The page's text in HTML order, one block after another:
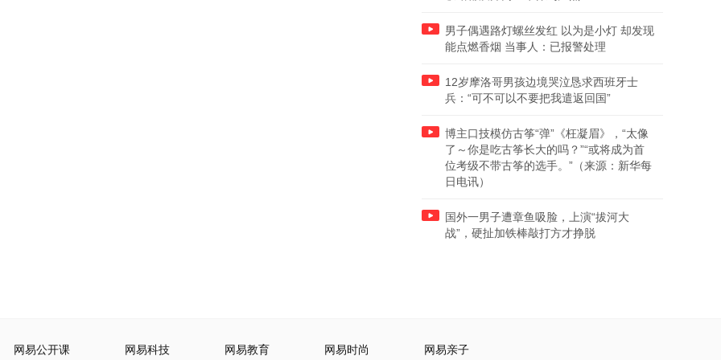
男子偶遇路灯螺丝发红 以为是小灯 却发现
能点燃香烟 当事人：已报警处理
12岁摩洛哥男孩边境哭泣恳求西班牙士
兵：“可不可以不要把我遣返回国”
博主口技模仿古筝“弹”《枉凝眉》，“太像
了～你是吃古筝长大的吗？”“或将成为首
位考级不带古筝的选手。”（来源：新华每
日电讯）
国外一男子遭章鱼吸脸，上演“拔河大
战”，硬扯加铁棒敲打方才挣脱
网易公开课 网易科技 网易教育 网易时尚 网易亲子